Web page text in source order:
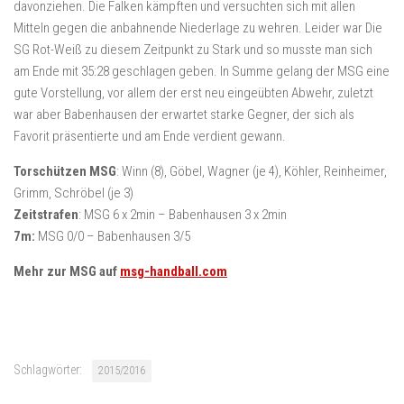
davonziehen. Die Falken kämpften und versuchten sich mit allen
Mitteln gegen die anbahnende Niederlage zu wehren. Leider war Die
SG Rot-Weiß zu diesem Zeitpunkt zu Stark und so musste man sich
am Ende mit 35:28 geschlagen geben. In Summe gelang der MSG eine
gute Vorstellung, vor allem der erst neu eingeübten Abwehr, zuletzt
war aber Babenhausen der erwartet starke Gegner, der sich als
Favorit präsentierte und am Ende verdient gewann.
Torschützen MSG: Winn (8), Göbel, Wagner (je 4), Köhler, Reinheimer,
Grimm, Schröbel (je 3)
Zeitstrafen: MSG 6 x 2min – Babenhausen 3 x 2min
7m: MSG 0/0 – Babenhausen 3/5
Mehr zur MSG auf msg-handball.com
Schlagwörter: 2015/2016